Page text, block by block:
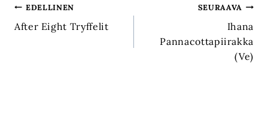
Artikkelien
selaus
EDELLINEN
After Eight Tryffelit
SEURAAVA
Ihana
Pannacottapiirakka
(Ve)